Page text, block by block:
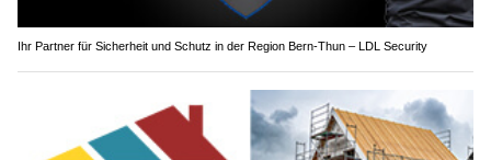
Ihr Partner für Sicherheit und Schutz in der Region Bern-Thun – LDL Security